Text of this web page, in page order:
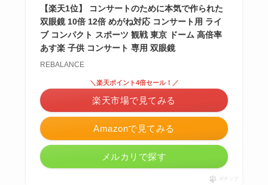
【楽天1位】 コンサートのために本気で作られた
双眼鏡 10倍 12倍 めがね対応 コンサート用 ライ
ブ コンパクト スポーツ 観戦 東京 ドーム 高倍率
あす楽 子供 コンサート 専用 双眼鏡
REBALANCE
Amazonで見てみる
＼楽天ポイント4倍セール！／
楽天市場で見てみる
メルカリで探す
ポチップ